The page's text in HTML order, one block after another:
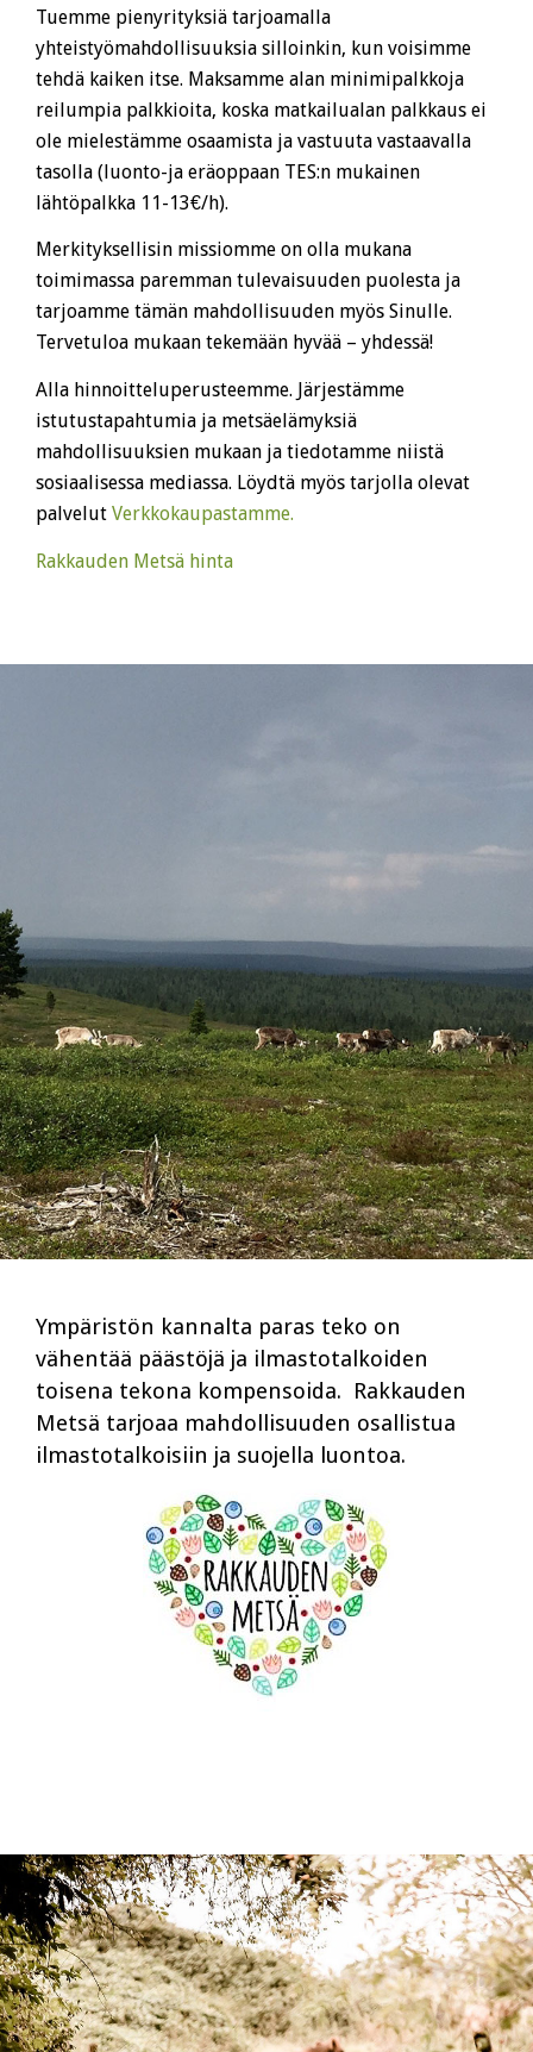
Tuemme pienyrityksiä tarjoamalla
yhteistyömahdollisuuksia silloinkin, kun voisimme
tehdä kaiken itse. Maksamme alan minimipalkkoja
reilumpia palkkioita, koska matkailualan palkkaus ei
ole mielestämme osaamista ja vastuuta vastaavalla
tasolla (luonto-ja eräoppaan TES:n mukainen
lähtöpalkka 11-13€/h).
Merkityksellisin missiomme on olla mukana
toimimassa paremman tulevaisuuden puolesta ja
tarjoamme tämän mahdollisuuden myös Sinulle.
Tervetuloa mukaan tekemään hyvää – yhdessä!
Alla hinnoitteluperusteemme. Järjestämme
istutustapahtumia ja metsäelämyksiä
mahdollisuuksien mukaan ja tiedotamme niistä
sosiaalisessa mediassa. Löydtä myös tarjolla olevat
palvelut Verkkokaupastamme.
Rakkauden Metsä hinta
Ympäristön kannalta paras teko on
vähentää päästöjä ja ilmastotalkoiden
toisena tekona kompensoida. Rakkauden
Metsä tarjoaa mahdollisuuden osallistua
ilmastotalkoisiin ja suojella luontoa.